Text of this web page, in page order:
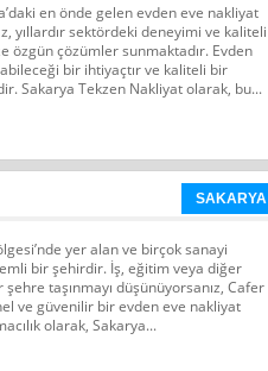
en önde gelen evden eve nakliyat
yıllardır sektördeki deneyimi ve kaliteli
özgün çözümler sunmaktadır. Evden
bir ihtiyaçtır ve kaliteli bir
Sakarya Tekzen Nakliyat olarak, bu...
SAKARYA
yer alan ve birçok sanayi
bir şehirdir. İş, eğitim veya diğer
taşınmayı düşünüyorsanız, Cafer
ve güvenilir bir evden eve nakliyat
olarak, Sakarya...